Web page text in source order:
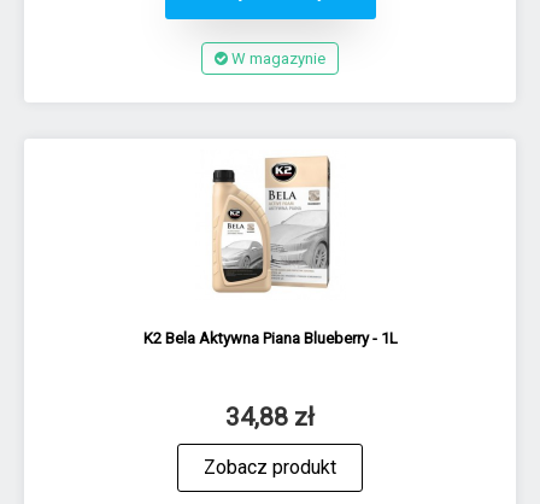
W magazynie
K2 Bela Aktywna Piana Blueberry - 1L
34,88 zł
Zobacz produkt